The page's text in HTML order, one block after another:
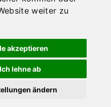
weiter zu
akzeptieren
Ich lehne ab
ändern